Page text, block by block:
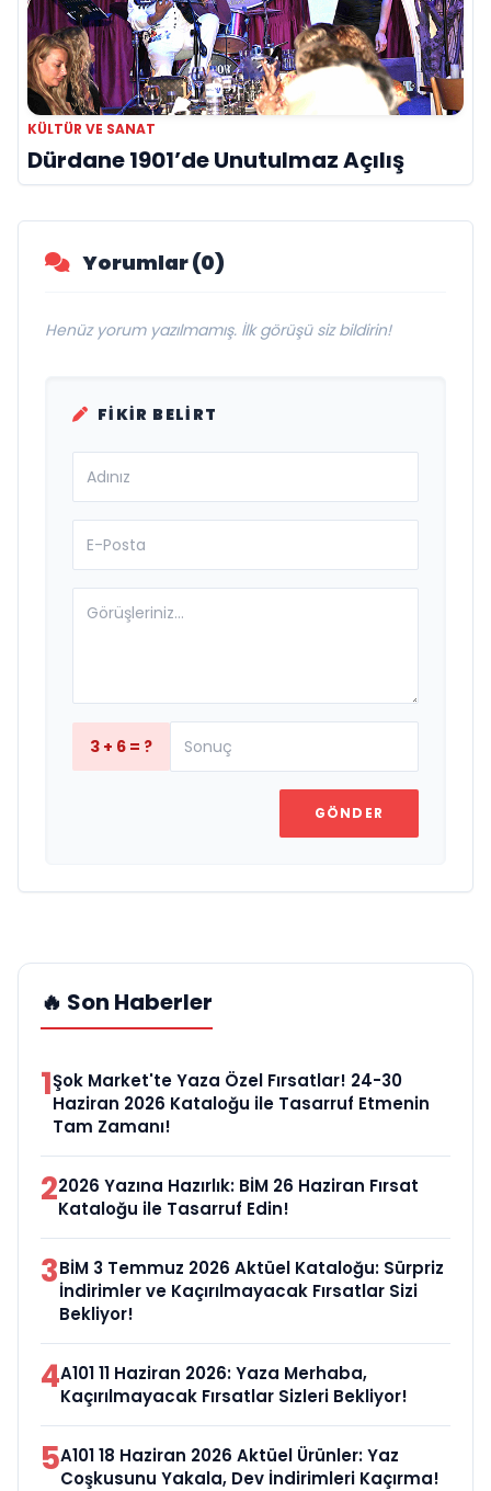
KÜLTÜR VE SANAT
Dürdane 1901’de Unutulmaz Açılış
Yorumlar (0)
Henüz yorum yazılmamış. İlk görüşü siz bildirin!
FIKIR BELIRT
3 + 6 = ?
GÖNDER
🔥 Son Haberler
1Şok Market'te Yaza Özel Fırsatlar! 24-30
Haziran 2026 Kataloğu ile Tasarruf Etmenin
Tam Zamanı!
22026 Yazına Hazırlık: BİM 26 Haziran Fırsat
Kataloğu ile Tasarruf Edin!
3BİM 3 Temmuz 2026 Aktüel Kataloğu: Sürpriz
İndirimler ve Kaçırılmayacak Fırsatlar Sizi
Bekliyor!
4A101 11 Haziran 2026: Yaza Merhaba,
Kaçırılmayacak Fırsatlar Sizleri Bekliyor!
5A101 18 Haziran 2026 Aktüel Ürünler: Yaz
Coşkusunu Yakala, Dev İndirimleri Kaçırma!